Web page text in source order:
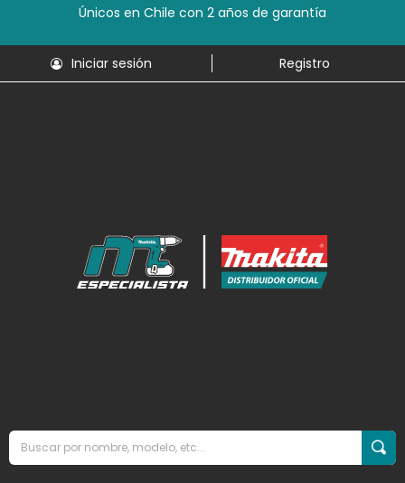
Únicos en Chile con 2 años de garantía
Iniciar sesión Registro